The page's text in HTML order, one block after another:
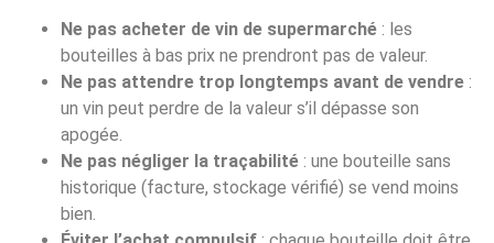
Ne pas acheter de vin de supermarché : les
bouteilles à bas prix ne prendront pas de valeur.
Ne pas attendre trop longtemps avant de vendre :
un vin peut perdre de la valeur s’il dépasse son
apogée.
Ne pas négliger la traçabilité : une bouteille sans
historique (facture, stockage vérifié) se vend moins
bien.